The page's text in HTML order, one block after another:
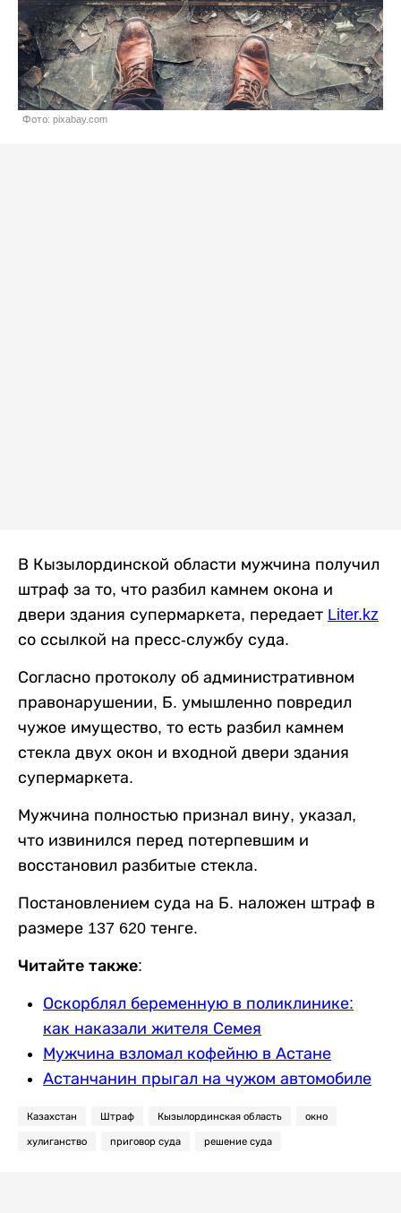
Фото: pixabay.com
В Кызылординской области мужчина получил
штраф за то, что разбил камнем окона и
двери здания супермаркета, передает Liter.kz
со ссылкой на пресс-службу суда.
Согласно протоколу об административном
правонарушении, Б. умышленно повредил
чужое имущество, то есть разбил камнем
стекла двух окон и входной двери здания
супермаркета.
Мужчина полностью признал вину, указал,
что извинился перед потерпевшим и
восстановил разбитые стекла.
Постановлением суда на Б. наложен штраф в
размере 137 620 тенге.
Читайте также:
Оскорблял беременную в поликлинике:
как наказали жителя Семея
Мужчина взломал кофейню в Астане
Астанчанин прыгал на чужом автомобиле
Казахстан Штраф Кызылординская область окно
хулиганство приговор суда решение суда